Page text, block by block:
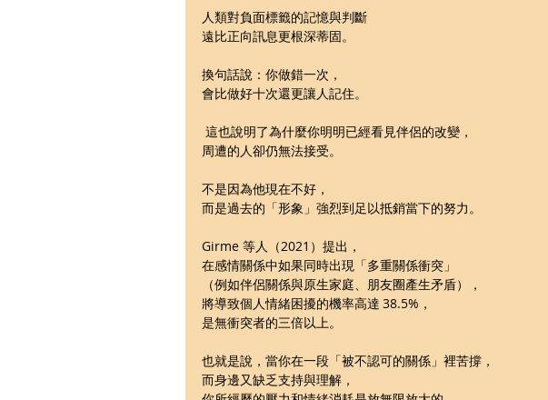
人類對負面標籤的記憶與判斷
遠比正向訊息更根深蒂固。
換句話說：你做錯一次，
會比做好十次還更讓人記住。
這也說明了為什麼你明明已經看見伴侶的改變，
周遭的人卻仍無法接受。
不是因為他現在不好，
而是過去的「形象」強烈到足以抵銷當下的努力。
Girme 等人（2021）提出，
在感情關係中如果同時出現「多重關係衝突」
（例如伴侶關係與原生家庭、朋友圈產生矛盾），
將導致個人情緒困擾的機率高達 38.5%，
是無衝突者的三倍以上。
也就是說，當你在一段「被不認可的關係」裡苦撐，
而身邊又缺乏支持與理解，